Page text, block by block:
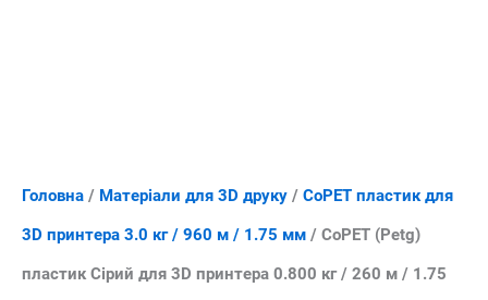
Головна / Матеріали для 3D друку / CoPET пластик для
3D принтера 3.0 кг / 960 м / 1.75 мм / CoPET (Petg)
пластик Сірий для 3D принтера 0.800 кг / 260 м / 1.75